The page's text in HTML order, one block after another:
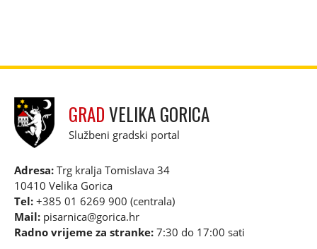
GRADVELIKA GORICA
Službeni gradski portal
Adresa: Trg kralja Tomislava 34
10410 Velika Gorica
Tel: +385 01 6269 900 (centrala)
Mail: pisarnica@gorica.hr
Radno vrijeme za stranke: 7:30 do 17:00 sati